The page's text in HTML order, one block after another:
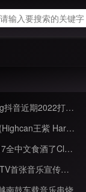
造BGM火爆首首精品合集串烧
紫 Hardstyle Rmx 加快dj)
文食酒了Club串烧
张音乐宣传大碟
南鼓车载音乐串烧